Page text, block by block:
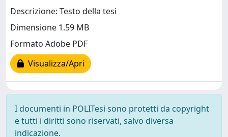
Descrizione: Testo della tesi
Dimensione 1.59 MB
Formato Adobe PDF
Visualizza/Apri
I documenti in POLITesi sono protetti da copyright
e tutti i diritti sono riservati, salvo diversa
indicazione.